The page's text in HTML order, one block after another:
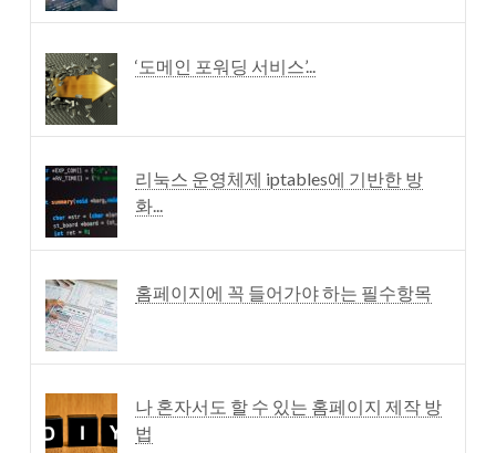
‘도메인 포워딩 서비스’...
리눅스 운영체제 iptables에 기반한 방
화...
홈페이지에 꼭 들어가야 하는 필수항목
나 혼자서도 할 수 있는 홈페이지 제작 방
법